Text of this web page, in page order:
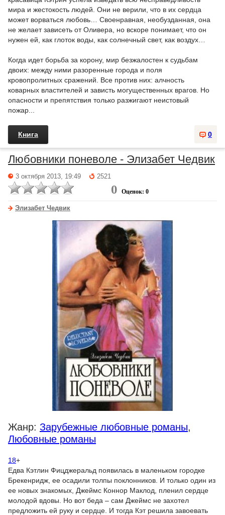
мира и жестокость людей. Они не верили, что в их сердца
может ворваться любовь… Своенравная, необузданная, она
не желает зависеть от Оливера, но вскоре понимает, что он
нужен ей, как глоток воды, как солнечный свет, как воздух…
Когда идет борьба за корону, мир безжалостен к судьбам
двоих: между ними разоренные города и поля
кровопролитных сражений. Все против них: алчность
коварных властителей и зависть могущественных врагов. Но
опасности и препятствия только разжигают неистовый
пожар...
0
Книга
Любовники поневоле - Элизабет Чедвик
3 октября 2013, 19:49 2521
0 Оценок: 0
Элизабет Чедвик
Жанр: Зарубежные любовные романы,
Любовные романы
18+
Едва Кэтлин Фицджеральд появилась в маленьком городке
Брекенридж, ее осадили толпы поклонников. И только один из
ее новых знакомых, Джеймс Коннор Маклод, пленил сердце
молодой вдовы. Но вот беда – сам Джеймс не захотел
предложить ей руку и сердце. И тогда Кэт решила завоевать